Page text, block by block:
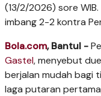
(13/2/2026) sore
imbang 2-2 kontra
Bola.com, Bantul -
Gastel, menyebut
berjalan mudah bagi
laga putaran